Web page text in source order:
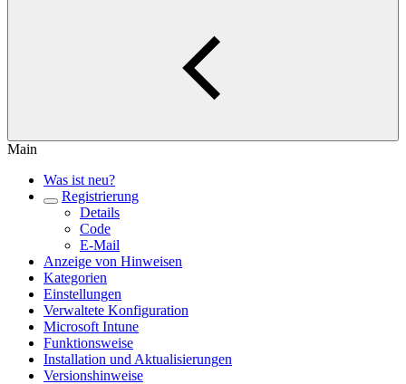
Main
Was ist neu?
Registrierung
Details
Code
E-Mail
Anzeige von Hinweisen
Kategorien
Einstellungen
Verwaltete Konfiguration
Microsoft Intune
Funktionsweise
Installation und Aktualisierungen
Versionshinweise